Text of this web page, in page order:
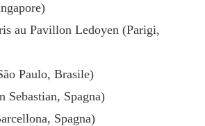
au Pavillon Ledoyen (Parigi,
Paulo, Brasile)
Sebastian, Spagna)
Spagna)